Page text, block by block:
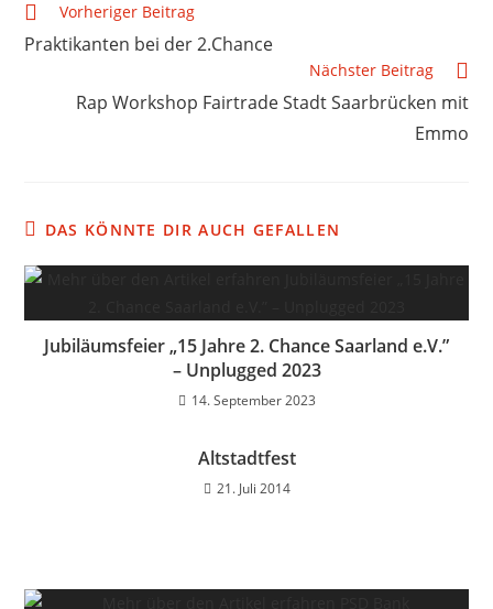
Vorheriger Beitrag
Praktikanten bei der 2.Chance
Nächster Beitrag
Rap Workshop Fairtrade Stadt Saarbrücken mit
Emmo
DAS KÖNNTE DIR AUCH GEFALLEN
Jubiläumsfeier „15 Jahre 2. Chance Saarland e.V.”
– Unplugged 2023
14. September 2023
Altstadtfest
21. Juli 2014